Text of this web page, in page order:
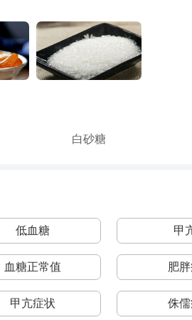
白砂糖
低血糖 甲
血糖正常值 肥
甲亢症状 侏